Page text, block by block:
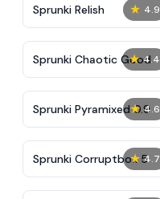
★ 4.9
Sprunki Relish
★ 4.4
Sprunki Chaotic Good
★ 4.6
Sprunki Pyramixed 0.9
★ 4.7
Sprunki Corruptbox 5